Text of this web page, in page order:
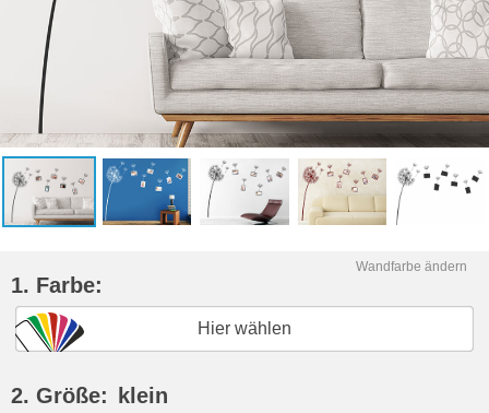
Wandfarbe ändern
1. Farbe:
Hier wählen
2. Größe: klein